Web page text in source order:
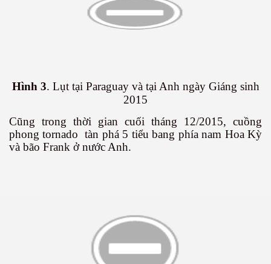
Hình 3. Lụt tại Paraguay và tại Anh ngày Giáng sinh
2015
Cũng trong thời gian cuối tháng 12/2015, cuồng
phong tornado tàn phá 5 tiểu bang phía nam Hoa Kỳ
và bão Frank ở nước Anh.